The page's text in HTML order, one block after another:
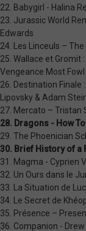
22. Babygirl - Halina
23. Jurassic World
Edwards
24. Les Linceuls –
25. Wallace et Gromit
Vengeance Most
26. Destination Finale
Lipovsky & Adam
27. Mercato – Tristan
28. Dragons - How
29. The Phoenician
30. Brief History of
31. Magma - Cyprien
32. Un Ours dans le
33. La Situation de
34. Le Secret de
35. Présence –
36. Companion -